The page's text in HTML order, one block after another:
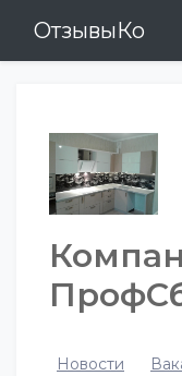
ОтзывыКо
Новости